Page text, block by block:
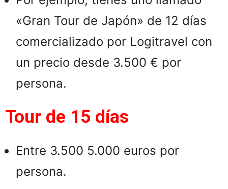
«Gran Tour de Japón» de 12 días
comercializado por Logitravel con
un precio desde 3.500 € por
persona.
Tour de 15 días
Entre 3.500 5.000 euros por
persona.​